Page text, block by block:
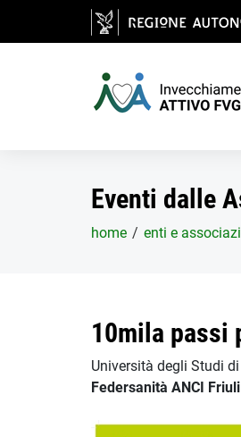
Salta al contenuto principale
Eventi dalle
home enti e
10mila passi
Università degli Studi
Federsanità ANCI